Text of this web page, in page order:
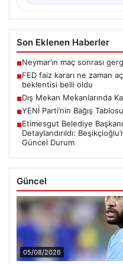
Son Eklenen Haberler
■Neymar’ın maç sonrası
■FED faiz kararı ne zaman
beklentisi belli oldu
■Dış Mekan Mekanlarında
■YENİ Parti’nin Bağış
■Etimesgut Belediye
Detaylandırıldı:
Güncel Durum
Güncel
05/08/2026